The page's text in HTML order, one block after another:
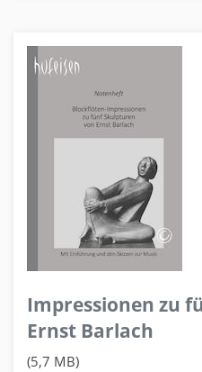
Impressionen zu
Ernst Barlach
(5,7 MB)